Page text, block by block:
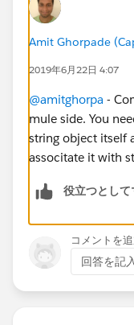
Amit Ghorpade
2019年6月22日 4:07
@amitghorpa -
mule side. You
string object itself
associtate it with
役立つとして
コメントを
回答を記